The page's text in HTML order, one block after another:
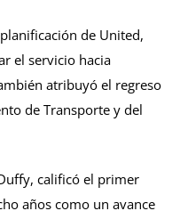
de United,
el servicio hacia
atribuyó el regreso
de Transporte y del
calificó el primer
años como un avance